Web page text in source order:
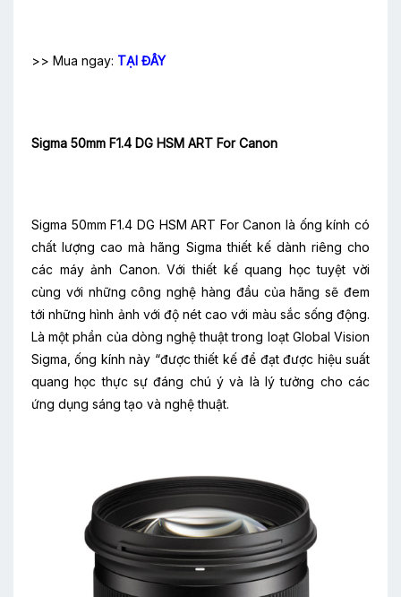
>> Mua ngay: TẠI ĐÂY
Sigma 50mm F1.4 DG HSM ART For Canon
Sigma 50mm F1.4 DG HSM ART For Canon là ống kính có
chất lượng cao mà hãng Sigma thiết kế dành riêng cho
các máy ảnh Canon. Với thiết kế quang học tuyệt vời
cùng với những công nghệ hàng đầu của hãng sẽ đem
tới những hình ảnh với độ nét cao với màu sắc sống động.
Là một phần của dòng nghệ thuật trong loạt Global Vision
Sigma, ống kính này “được thiết kế để đạt được hiệu suất
quang học thực sự đáng chú ý và là lý tưởng cho các
ứng dụng sáng tạo và nghệ thuật.